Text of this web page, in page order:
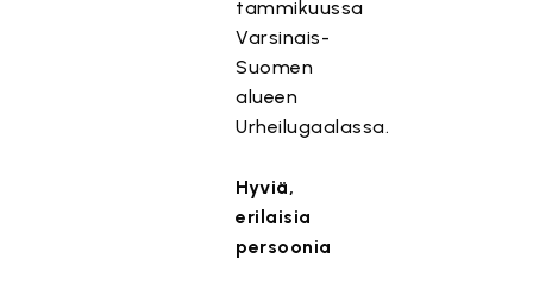
tammikuussa
Varsinais-
Suomen
alueen
Urheilugaalassa.
Hyviä,
erilaisia
persoonia